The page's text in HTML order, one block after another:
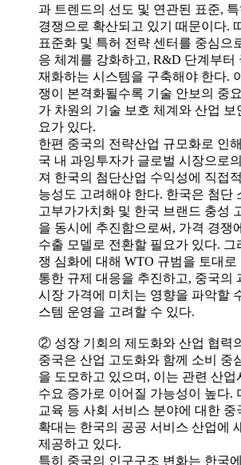
과 트렌드의 선도 및 연관된 표준,
경쟁으로 확산되고 있기 때문이다.
표준화 및 특허 전략 센터를 중심으
응 체계를 강화하고, R&D 단계부터
재화하는 시스템을 구축해야 한다.
쟁이 본격화될수록 기술 안보의 중
가 차원의 기술 보호 체계와 산업 보
요가 있다.
한편 중국의 전략산업 규모화로 인
국 내 과잉투자가 글로벌 시장으로
져 한국의 첨단산업 수익성에 직접
능성도 고려해야 한다. 한국은 첨단
고부가가치화 및 한국 브랜드 충성
을 동시에 추진함으로써, 가격 경쟁
수출 모델로 전환할 필요가 있다. 그
쟁 심화에 대해 WTO 규범을 토대
통한 규제 대응을 추진하고, 중국의
시장 가격에 미치는 영향을 파악할
스템 운영을 고려할 수 있다.
② 성장 기회의 제도화와 산업 협력
중국은 산업 고도화와 함께 소비 중
을 도모하고 있으며, 이는 관련 산업
수요 증가로 이어질 가능성이 높다.
교육 등 사회 서비스 분야에 대한
확대는 한국의 공공 서비스 산업에
제공하고 있다.
특히 중국의 인구구조 변화는 한국